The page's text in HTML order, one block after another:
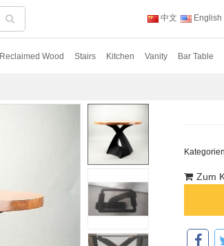
中文 English
Reclaimed Wood Stairs Kitchen Vanity Bar Table
Zum